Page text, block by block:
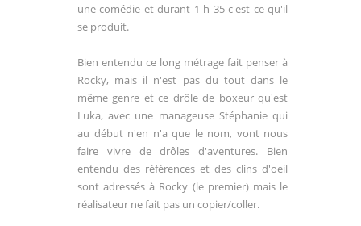
une comédie et durant 1 h 35 c'est ce qu'il
se produit.
Bien entendu ce long métrage fait penser à
Rocky, mais il n'est pas du tout dans le
même genre et ce drôle de boxeur qu'est
Luka, avec une manageuse Stéphanie qui
au début n'en n'a que le nom, vont nous
faire vivre de drôles d'aventures. Bien
entendu des références et des clins d'oeil
sont adressés à Rocky (le premier) mais le
réalisateur ne fait pas un copier/coller.